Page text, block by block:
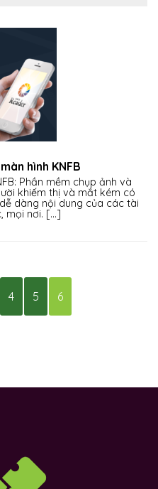
hình KNFB
Phần mềm chụp ảnh và
khiếm thị và mắt kém có
dàng nội dung của các tài
mọi nơi. [...]
4 5 6